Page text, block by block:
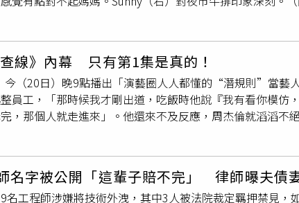
檢視查明。 ◎喝酒勿開車！飲酒過量，有害健康，未滿18歲請勿飲
票，另外，檢察官已調閱並勘驗相關筆錄及錄音（影）資
法辦理。雲林縣警察局強調，有關民眾反映蔡晉財等人涉
及報案後遭要求和解等情事，警方均已主動蒐整相關影片
，本案警方嚴正執法立場明確，凡涉及不法，均依法報請
縣警局表示，黃美蘭為現任北港鎮民代表會主席，警方為
與互動。針對外界所關切之相關情形，如有不當情事，將
得太白，白到連你自己都不好繼續假裝而已吧！｣ 更多三
救「急需律師」 網瘋猜2原因． 大咖女星離世爆家變！
人妻劈腿8女！網紅禪師熊仁謙不忍了 急發5大聲明回應
是靠自學，如今卻能用中文主持節目，咪蕾回憶，當初來
底是個什麼樣的地方，最初決定來台灣是因為在日本遇見了
決定出國闖闖。來到台灣後，咪蕾覺得不管是文化還是食
也曾動搖過，她說：「因為每次回韓國和同學聚會，發現
」她在台主持節目，最新一集，特別邀請韓國綜藝節目《
登山、逛夜市等貼近台灣日常的生活體驗。Sunny對「夜
很小，沒想到台灣夜市的牛排比手還大，才15,000韓幣（
起跳。」兩人邊吃邊聊，也談到兩國不同的兵役制度，身
能休假時，驚訝直呼太短了，在韓國義務役要18個月，她
線》內幕 只有第1集是真的！
今（20日）晚9點播出「演藝圈人人都懂的“潛規則”當藝
員工，「那時候我才剛出道，吃飯時他說『我有看你模仿
，那個人就走進來」。他還來不及反應，周杰倫就滔滔不
，唱片賣贏過我，你幫他設計周邊商品，譬如順吉自然T-
在場來賓聽了都覺得太扯了，張立東接著說：「他真的做了
一下』，直到我們下一次吃飯時，杰倫才跟他說『其實他
人一段時間：「我跟納豆在節目上認識搭上線，製作單位
說『我們節目周年，想邀請妳來給豆哥驚喜』，殊不知，
名字被公開「這輩子賠不完」 律師曝夫債
名工程師涉嫌將技術外洩，其中3人被法院裁定羈押禁見，